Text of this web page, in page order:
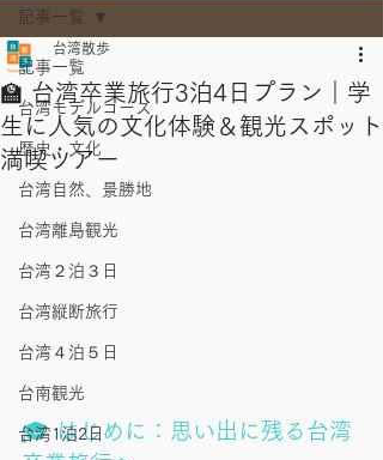
記事一覧
台湾モデルコース
歴史・文化
台湾自然、景勝地
台湾離島観光
台湾２泊３日
台湾縦断旅行
台湾４泊５日
台南観光
台湾1泊2日
記事一覧
🏫 台湾卒業旅行3泊4日プラン｜学
生に人気の文化体験＆観光スポット
満喫ツアー
台湾散歩
🎓 はじめに：思い出に残る台湾